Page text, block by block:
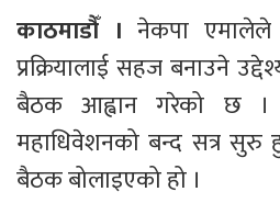
काठमाडौँ । नेकपा एमालेले
प्रक्रियालाई सहज बनाउने
बैठक आह्वान गरेको छ ।
महाधिवेशनको बन्द सत्र सुरु
बैठक बोलाइएको हो ।